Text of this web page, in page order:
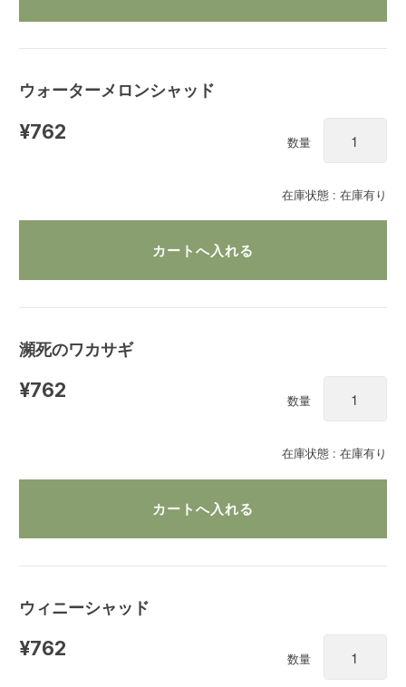
ウォーターメロンシャッド
在庫状態 : 在庫有り
¥762 数量
瀕死のワカサギ
在庫状態 : 在庫有り
¥762 数量
ウィニーシャッド
¥762 数量